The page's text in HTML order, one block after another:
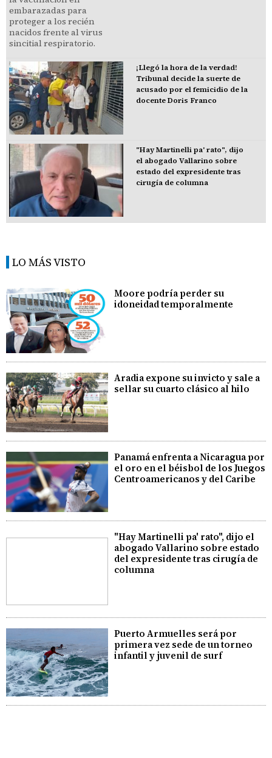
¡Llegó la hora de la verdad!
Tribunal decide la suerte de
acusado por el femicidio de la
docente Doris Franco
"Hay Martinelli pa' rato", dijo
el abogado Vallarino sobre
estado del expresidente tras
cirugía de columna
LO MÁS VISTO
Moore podría perder su
idoneidad temporalmente
Aradia expone su invicto y sale a
sellar su cuarto clásico al hilo
Panamá enfrenta a Nicaragua por
el oro en el béisbol de los Juegos
Centroamericanos y del Caribe
"Hay Martinelli pa' rato", dijo el
abogado Vallarino sobre estado
del expresidente tras cirugía de
columna
Puerto Armuelles será por
primera vez sede de un torneo
infantil y juvenil de surf